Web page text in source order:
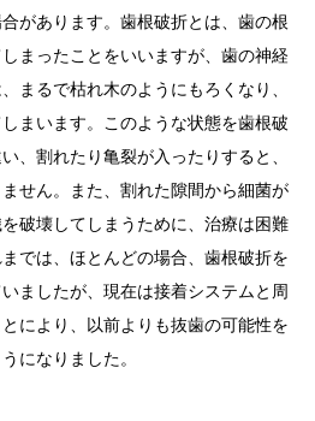
があります。歯根破折とは、歯の根
まったことをいいますが、歯の神経
まるで枯れ木のようにもろくなり、
まいます。このような状態を歯根破
、割れたり亀裂が入ったりすると、
せん。また、割れた隙間から細菌が
破壊してしまうために、治療は困難
では、ほとんどの場合、歯根破折を
ましたが、現在は接着システムと周
により、以前よりも抜歯の可能性を
になりました。